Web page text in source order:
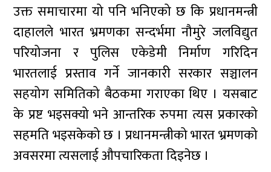
उक्त समाचारमा यो पनि भनिएको छ कि प्रधानमन्त्री
दाहालले भारत भ्रमणका सन्दर्भमा नौमुरे जलविद्युत
परियोजना र पुलिस एकेडेमी निर्माण गरिदिन
भारतलाई प्रस्ताव गर्ने जानकारी सरकार सञ्चालन
सहयोग समितिको बैठकमा गराएका थिए । यसबाट
के प्रष्ट भइसक्यो भने आन्तरिक रुपमा त्यस प्रकारको
सहमति भइसकेको छ । प्रधानमन्त्रीको भारत भ्रमणको
अवसरमा त्यसलाई औपचारिकता दिइनेछ ।